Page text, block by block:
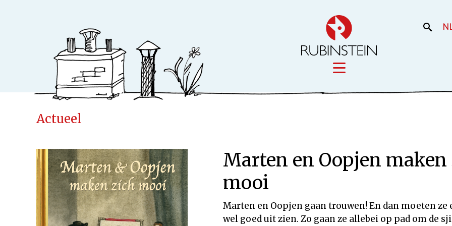
Uitgeverij
Actueel
Kinderen
Volwassenen
Verwacht
Cases
Samenwerken
Uw merk
Onze
Actueel
Marten en Oopjen
mooi
Marten en Oopjen gaan trouwen! En dan moeten
wel goed uit zien. Zo gaan ze allebei op pad om de